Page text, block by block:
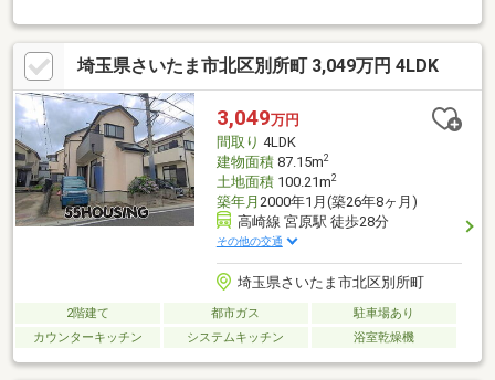
埼玉県さいたま市北区別所町 3,049万円 4LDK
3,049万円
間取り 4LDK
建物面積87.15m2
土地面積100.21m2
築年月 2000年1月(築26年8ヶ月)
高崎線 宮原駅 徒歩28分
その他の交通
埼玉県さいたま市北区別所町
2階建て 都市ガス
駐車場あり
カウンターキッチン
システムキッチン 浴室乾燥機